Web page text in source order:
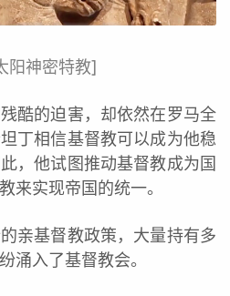
阳神密特教]
酷的迫害，却依然在罗马全
丁相信基督教可以成为他稳
，他试图推动基督教成为国
来实现帝国的统一。
亲基督教政策，大量持有多
涌入了基督教会。